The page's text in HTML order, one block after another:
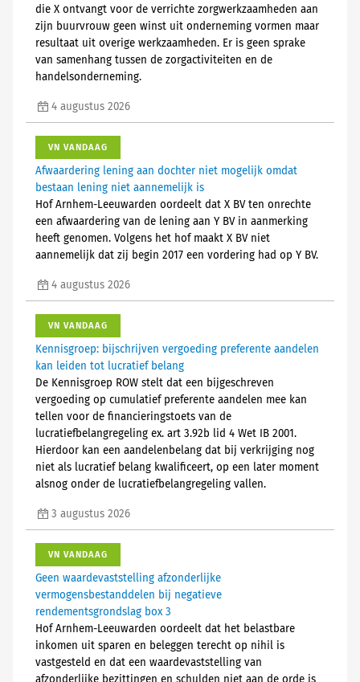
die X ontvangt voor de verrichte zorgwerkzaamheden aan
zijn buurvrouw geen winst uit onderneming vormen maar
resultaat uit overige werkzaamheden. Er is geen sprake
van samenhang tussen de zorgactiviteiten en de
handelsonderneming.
4 augustus 2026
VN VANDAAG
Afwaardering lening aan dochter niet mogelijk omdat
bestaan lening niet aannemelijk is
Hof Arnhem-Leeuwarden oordeelt dat X BV ten onrechte
een afwaardering van de lening aan Y BV in aanmerking
heeft genomen. Volgens het hof maakt X BV niet
aannemelijk dat zij begin 2017 een vordering had op Y BV.
4 augustus 2026
VN VANDAAG
Kennisgroep: bijschrijven vergoeding preferente aandelen
kan leiden tot lucratief belang
De Kennisgroep ROW stelt dat een bijgeschreven
vergoeding op cumulatief preferente aandelen mee kan
tellen voor de financieringstoets van de
lucratiefbelangregeling ex. art 3.92b lid 4 Wet IB 2001.
Hierdoor kan een aandelenbelang dat bij verkrijging nog
niet als lucratief belang kwalificeert, op een later moment
alsnog onder de lucratiefbelangregeling vallen.
3 augustus 2026
VN VANDAAG
Geen waardevaststelling afzonderlijke
vermogensbestanddelen bij negatieve
rendementsgrondslag box 3
Hof Arnhem-Leeuwarden oordeelt dat het belastbare
inkomen uit sparen en beleggen terecht op nihil is
vastgesteld en dat een waardevaststelling van